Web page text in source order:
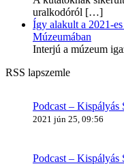
uralkodóról […]
Így alakult a 2021-
Múzeumában
Interjú a múzeum
RSS lapszemle
Podcast –
2021 jún 25, 09:56
Podcast – Kispályás